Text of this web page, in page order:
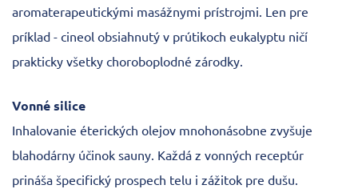
aromaterapeutickými masážnymi prístrojmi. Len pre
príklad - cineol obsiahnutý v prútikoch eukalyptu ničí
prakticky všetky choroboplodné zárodky.
Vonné silice
Inhalovanie éterických olejov mnohonásobne zvyšuje
blahodárny účinok sauny. Každá z vonných receptúr
prináša špecifický prospech telu i zážitok pre dušu.